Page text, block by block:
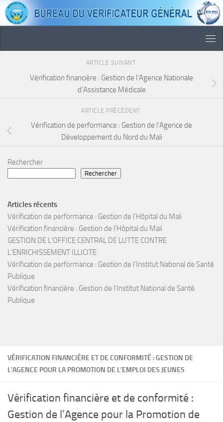
Skip to content
VÉRIFICATION FINANCIÈRE ET DE CONFORMITÉ : GESTION DE
L’AGENCE POUR LA PROMOTION DE L’EMPLOI DES JEUNES
Vérification financière et de conformité :
Gestion de l’Agence pour la Promotion de
ARTICLE SUIVANT
Vérification financière : Gestion de l’Agence Nationale
d’Assistance Médicale
ARTICLE PRÉCÉDENT
Vérification de performance : Gestion de l’Agence de
Développement du Nord du Mali
Rechercher
Rechercher
Articles récents
Vérification de performance : Gestion de l’Hôpital du Mali
Vérification financière : Gestion de l’Hôpital du Mali
GESTION DE L’OFFICE CENTRAL DE LUTTE CONTRE
L’ENRICHISSEMENT ILLICITE
Vérification de performance : Gestion de l’Institut National de Santé
Publique
Vérification financière : Gestion de l’Institut National de Santé
Publique